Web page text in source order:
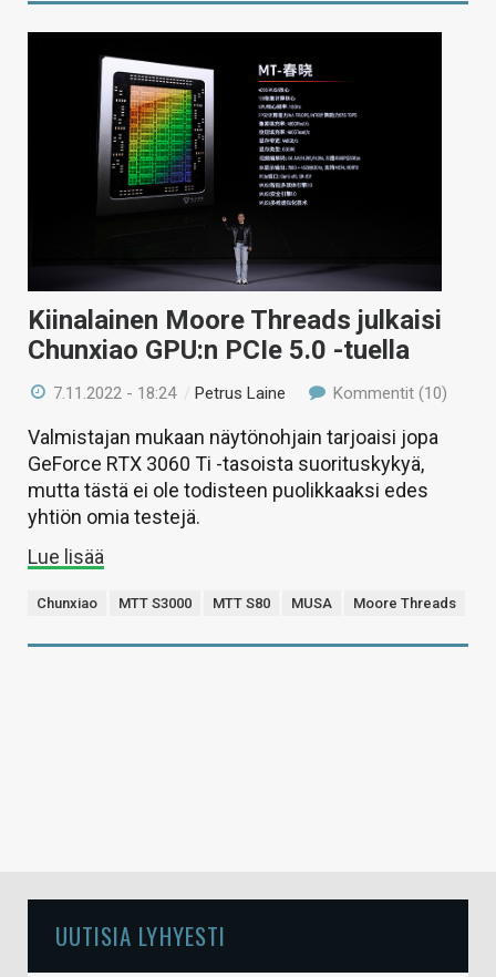
Kiinalainen Moore Threads julkaisi
Chunxiao GPU:n PCIe 5.0 -tuella
7.11.2022 - 18:24 /Petrus Laine Kommentit (10)
Valmistajan mukaan näytönohjain tarjoaisi jopa
GeForce RTX 3060 Ti -tasoista suorituskykyä,
mutta tästä ei ole todisteen puolikkaaksi edes
yhtiön omia testejä.
Lue lisää
Chunxiao MTT S3000 MTT S80 MUSA Moore Threads
UUTISIA LYHYESTI